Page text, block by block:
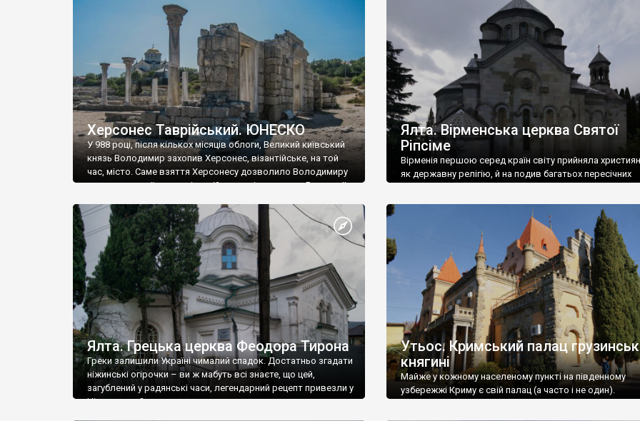
візантійської доби. Раритети викрадені з фондів об’єкту
культурної спадщини ЮНЕСКО «Херсонеса Таврійського».
Офіційно – на виставку «Золото Візантії», але експерти та
влада в Україні вважають це лише […]
називаються «повстяками» (postaki)…” “Вино. Крим
виробляє відмінне вино і його вдосталь: воно все
легке біле і дуже […]
Херсонес Таврійський. ЮНЕСКО
У 988 році, після кількох місяців облоги, Великий київський
князь Володимир захопив Херсонес, візантійське, на той
час, місто. Саме взяття Херсонесу дозволило Володимиру
диктувати свої умови візантійському імператору Василю ІІ,
Херсонесі Володимир-язичник, став Василем-
християнином. А потім було Хрещення Русі. На честь
Херсонесу Таврійського названо місто […]
Ялта. Вірменська церква Святої
Ріпсіме
Вірменія першою серед країн світу прийняла
як державну релігію, й на подив багатьох пересічних
Ялта. Грецька церква Феодора Тирона
Греки залишили Україні чималий спадок. Достатньо згадати
ніжинські огірочки – ви ж мабуть всі знаєте, що цей,
загублений у радянські часи, легендарний рецепт привезли у
Ніжин греки?
Утьос. Кримський палац
княгині
Майже у кожному населеному пункті на південному
узбережжі Криму є свій палац (а часто і не один).